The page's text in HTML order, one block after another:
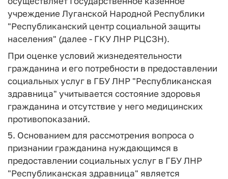
учреждение Луганской Народной Республики
"Республиканский центр социальной защиты
населения" (далее - ГКУ ЛНР РЦСЗН).
При оценке условий жизнедеятельности
гражданина и его потребности в предоставлении
социальных услуг в ГБУ ЛНР "Республиканская
здравница" учитывается состояние здоровья
гражданина и отсутствие у него медицинских
противопоказаний.
5. Основанием для рассмотрения вопроса о
признании гражданина нуждающимся в
предоставлении социальных услуг в ГБУ ЛНР
"Республиканская здравница" является